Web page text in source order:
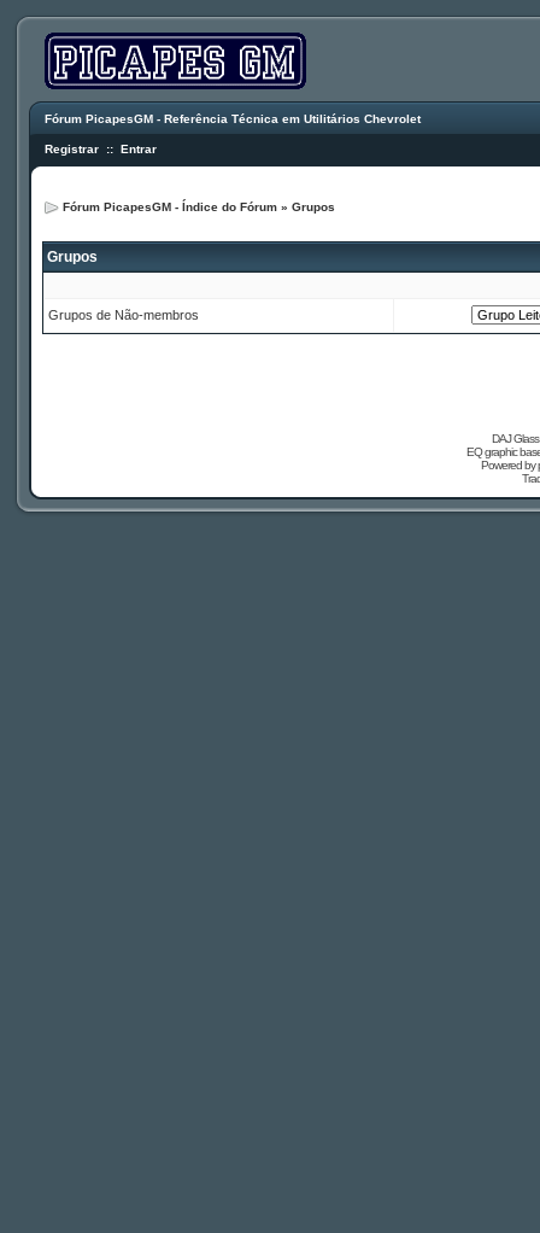
Fórum PicapesGM - Referência Técnica em Utilitários Chevrolet
Registrar :: Entrar
Fórum PicapesGM - Índice do Fórum » Grupos
Grupos
Grupos de Não-membros
DAJ
EQ graphic
Powered by